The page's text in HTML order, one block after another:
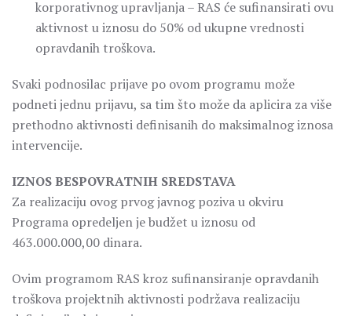
korporativnog upravljanja – RAS će sufinansirati ovu
aktivnost u iznosu do 50% od ukupne vrednosti
opravdanih troškova.
Svaki podnosilac prijave po ovom programu može
podneti jednu prijavu, sa tim što može da aplicira za više
prethodno aktivnosti definisanih do maksimalnog iznosa
intervencije.
IZNOS BESPOVRATNIH SREDSTAVA
Za realizaciju ovog prvog javnog poziva u okviru
Programa opredeljen je budžet u iznosu od
463.000.000,00 dinara.
Ovim programom RAS kroz sufinansiranje opravdanih
troškova projektnih aktivnosti podržava realizaciju